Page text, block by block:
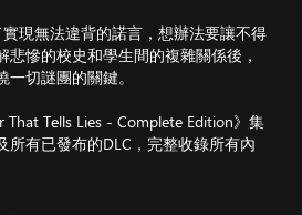
現無法違背的諾言，想辦法要讓不得
慘的校史和學生間的複雜關係後，
切謎團的關鍵。
That Tells Lies - Complete Edition》集
所有已發布的DLC，完整收錄所有內